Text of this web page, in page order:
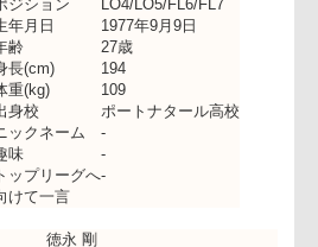
選手名 Jaques Deen
フリガナ
ジャック・ディーン
ポジション
生年月日
年齢
27歳
身長(cm)
体重(kg)
出身校
ニックネーム